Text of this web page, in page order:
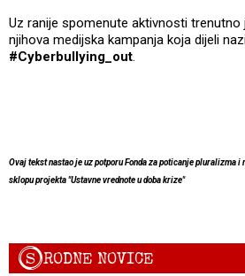
Uz ranije spomenute aktivnosti
njihova medijska kampanja koja dijeli
#Cyberbullying_out.
Ovaj tekst nastao je uz potporu Fonda za poticanje pluralizma
sklopu projekta "Ustavne vrednote u doba krize"
SRODNE NOVICE